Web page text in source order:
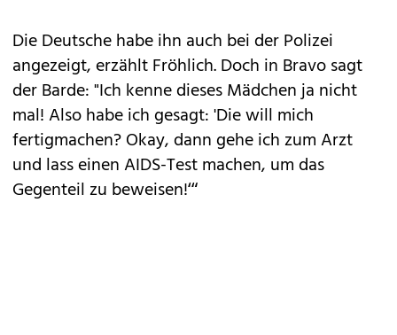
Die Deutsche habe ihn auch bei der Polizei
angezeigt, erzählt Fröhlich. Doch in Bravo sagt
der Barde: "Ich kenne dieses Mädchen ja nicht
mal! Also habe ich gesagt: 'Die will mich
fertigmachen? Okay, dann gehe ich zum Arzt
und lass einen AIDS-Test machen, um das
Gegenteil zu beweisen!‘“